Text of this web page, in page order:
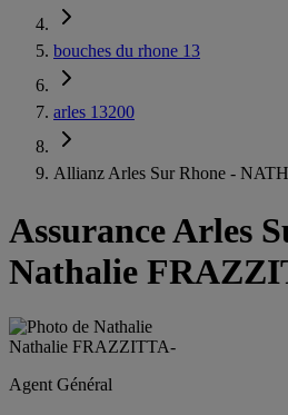
bouches du rhone 13
arles 13200
Allianz Arles Sur Rhone -
Assurance Arles
Nathalie
Nathalie FRAZZITTA-
Agent Général